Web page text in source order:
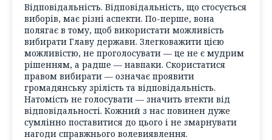
Відповідальність. Відповідальність, що стосується
виборів, має різні аспекти. По-перше, вона
полягає в тому, щоб використати можливість
вибирати Главу держави. Злегковажити цією
можливістю, не проголосувати — це не є мудрим
рішенням, а радше — навпаки. Скористатися
правом вибирати — означає проявити
громадянську зрілість та відповідальність.
Натомість не голосувати — значить втекти від
відповідальності. Кожний з нас повинен дуже
сумлінно поставитися до цього і не змарнувати
нагоди справжнього волевиявлення.